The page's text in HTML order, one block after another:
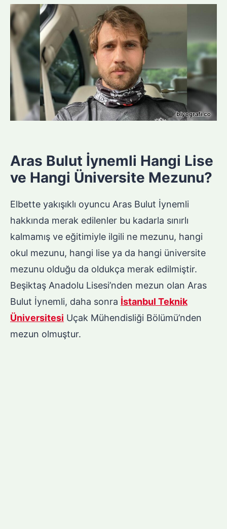
Aras Bulut İynemli Hangi Lise
ve Hangi Üniversite Mezunu?
Elbette yakışıklı oyuncu Aras Bulut İynemli
hakkında merak edilenler bu kadarla sınırlı
kalmamış ve eğitimiyle ilgili ne mezunu, hangi
okul mezunu, hangi lise ya da hangi üniversite
mezunu olduğu da oldukça merak edilmiştir.
Beşiktaş Anadolu Lisesi’nden mezun olan Aras
Bulut İynemli, daha sonra İstanbul Teknik
Üniversitesi Uçak Mühendisliği Bölümü’nden
mezun olmuştur.